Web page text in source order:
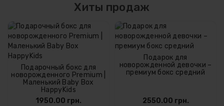
Хиты продаж
Подарочный бокс для
новорожденного Premium |
Маленький Baby Box
HappyKids
1950.00 грн.
Подарок для
новорожденной девочки –
премиум бокс средний
2550.00 грн.